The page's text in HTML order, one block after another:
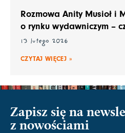
Rozmowa Anity Musioł i
o rynku wydawniczym –
13 lutego 2026
CZYTAJ WIĘCEJ »
Zapisz się na
z nowościami